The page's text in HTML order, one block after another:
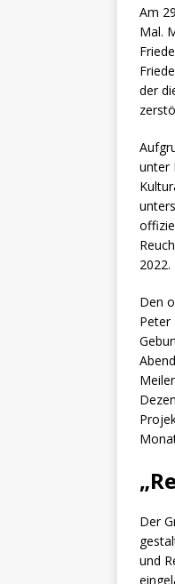
Am
Mal.
der
unter
2022.
Den
Peter
Der
und